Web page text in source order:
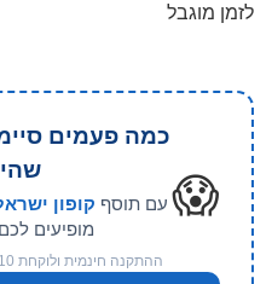
לזמן מוגבל
😱
כמה פעמים
עם תוסף קופון
מופיעים
ההתקנה חינמית ולוקחת 10 שניות · Google Chrome במחשב